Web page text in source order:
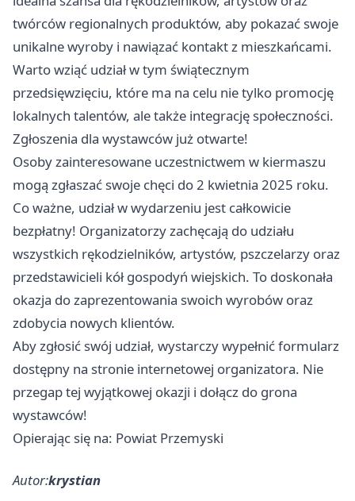
twórców regionalnych produktów, aby pokazać swoje
unikalne wyroby i nawiązać kontakt z mieszkańcami.
Warto wziąć udział w tym świątecznym
przedsięwzięciu, które ma na celu nie tylko promocję
lokalnych talentów, ale także integrację społeczności.
Zgłoszenia dla wystawców już otwarte!
Osoby zainteresowane uczestnictwem w kiermaszu
mogą zgłaszać swoje chęci do 2 kwietnia 2025 roku.
Co ważne, udział w wydarzeniu jest całkowicie
bezpłatny! Organizatorzy zachęcają do udziału
wszystkich rękodzielników, artystów, pszczelarzy oraz
przedstawicieli kół gospodyń wiejskich. To doskonała
okazja do zaprezentowania swoich wyrobów oraz
zdobycia nowych klientów.
Aby zgłosić swój udział, wystarczy wypełnić formularz
dostępny na stronie internetowej organizatora. Nie
przegap tej wyjątkowej okazji i dołącz do grona
wystawców!
Opierając się na: Powiat Przemyski
Autor:krystian